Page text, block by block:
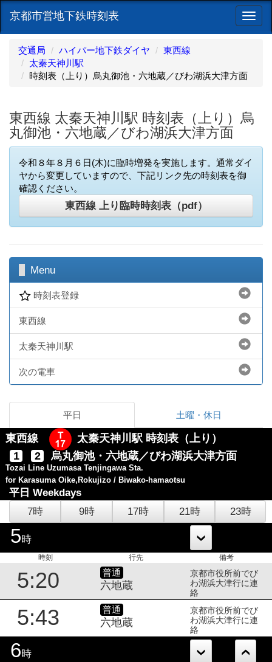
ナ
京都市営地下鉄時刻表
交通局 ハイパー地下鉄ダイヤ
東西線
太秦天神川駅
時刻表（上り）烏丸御池・六地蔵／びわ湖浜大津方面
東西線 太秦天神川駅 時刻表（上り）烏
丸御池・六地蔵／びわ湖浜大津方面
令和８年８月６日(木)に臨時増発を実施します。通常ダイ
ヤから変更していますので、下記リンク先の時刻表を御
確認ください。
東西線 上り臨時時刻表（pdf）
Menu
時刻表登録
東西線
太秦天神川駅
次の電車
平日 土曜・休日
東西線
太秦天神川駅 時刻表（上り）
1
2 烏丸御池・六地蔵／びわ湖浜大津方面
Tozai Line Uzumasa Tenjingawa Sta.
for Karasuma Oike,Rokujizo / Biwako-hamaotsu
平日 Weekdays
7時
9時 17時 21時 23時
5時
時刻 行先 備考
5:20 普通
六地蔵
京都市役所前でび
わ湖浜大津行に連
絡
5:43 普通
六地蔵
京都市役所前でび
わ湖浜大津行に連
絡
6時